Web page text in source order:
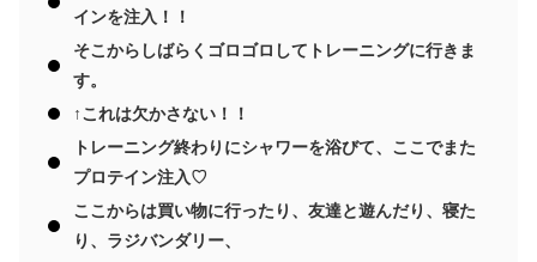
インを注入！！
そこからしばらくゴロゴロしてトレーニングに行きま
す。
↑これは欠かさない！！
トレーニング終わりにシャワーを浴びて、ここでまた
プロテイン注入♡
ここからは買い物に行ったり、友達と遊んだり、寝た
り、ラジバンダリー、